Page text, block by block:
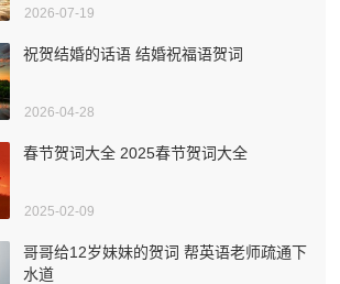
2026-07-19
祝贺结婚的话语 结婚祝福语贺词
2026-04-28
春节贺词大全 2025春节贺词大全
2025-02-09
哥哥给12岁妹妹的贺词 帮英语老师疏通下
水道